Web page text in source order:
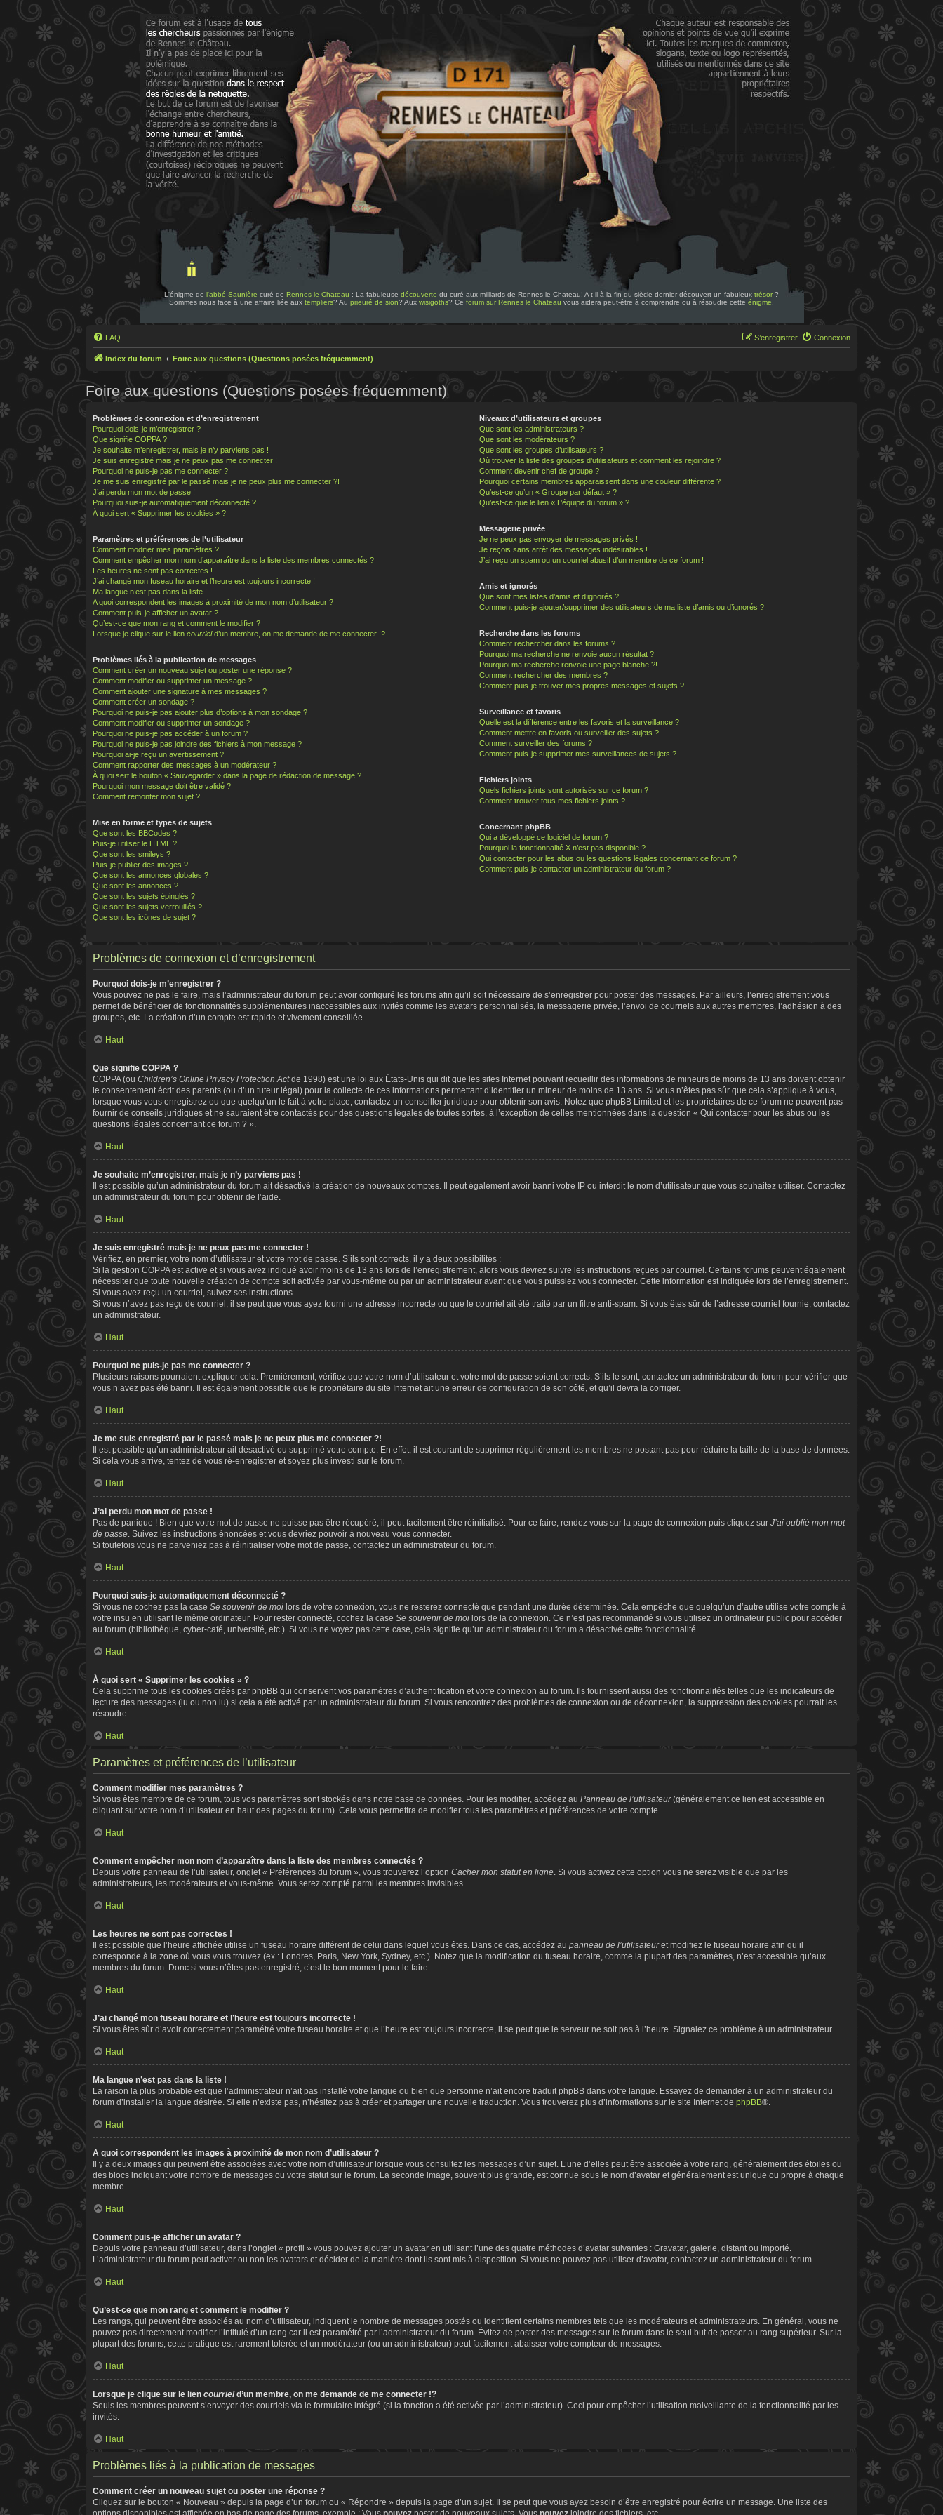
L'énigme de l'abbé Saunière curé de Rennes le Chateau : La fabuleuse découverte du curé aux milliards de Rennes le Chateau! A t-il à la fin du siècle dernier découvert un fabuleux trésor ?
Sommes nous face à une affaire liée aux templiers? Au prieuré de sion? Aux wisigoths? Ce forum sur Rennes le Chateau vous aidera peut-être à comprendre ou à résoudre cette énigme
FAQ Connexion
S’enregistrer
Index du forum Foire aux questions (Questions posées fréquemment)
Foire aux questions (Questions posées fréquemment)
Problèmes de connexion et d’enregistrement
Pourquoi dois-je m’enregistrer ?
Que signifie COPPA ?
Je souhaite m’enregistrer, mais je n’y parviens pas !
Je suis enregistré mais je ne peux pas me connecter !
Pourquoi ne puis-je pas me connecter ?
Je me suis enregistré par le passé mais je ne peux plus me connecter ?!
J’ai perdu mon mot de passe !
Pourquoi suis-je automatiquement déconnecté ?
À quoi sert « Supprimer les cookies » ?
Paramètres et préférences de l’utilisateur
Comment modifier mes paramètres ?
Comment empêcher mon nom d’apparaître dans la liste des membres connectés ?
Les heures ne sont pas correctes !
J’ai changé mon fuseau horaire et l’heure est toujours incorrecte !
Ma langue n’est pas dans la liste !
A quoi correspondent les images à proximité de mon nom d’utilisateur ?
Comment puis-je afficher un avatar ?
Qu’est-ce que mon rang et comment le modifier ?
Lorsque je clique sur le lien courrield’un membre, on me demande de me connecter !?
Problèmes liés à la publication de messages
Comment créer un nouveau sujet ou poster une réponse ?
Comment modifier ou supprimer un message ?
Comment ajouter une signature à mes messages ?
Comment créer un sondage ?
Pourquoi ne puis-je pas ajouter plus d’options à mon sondage ?
Comment modifier ou supprimer un sondage ?
Pourquoi ne puis-je pas accéder à un forum ?
Pourquoi ne puis-je pas joindre des fichiers à mon message ?
Pourquoi ai-je reçu un avertissement ?
Comment rapporter des messages à un modérateur ?
À quoi sert le bouton « Sauvegarder » dans la page de rédaction de message ?
Pourquoi mon message doit être validé ?
Comment remonter mon sujet ?
Mise en forme et types de sujets
Que sont les BBCodes ?
Puis-je utiliser le HTML ?
Que sont les smileys ?
Puis-je publier des images ?
Que sont les annonces globales ?
Que sont les annonces ?
Que sont les sujets épinglés ?
Que sont les sujets verrouillés ?
Que sont les icônes de sujet ?
Niveaux d’utilisateurs et groupes
Que sont les administrateurs ?
Que sont les modérateurs ?
Que sont les groupes d’utilisateurs ?
Où trouver la liste des groupes d’utilisateurs et comment les rejoindre ?
Comment devenir chef de groupe ?
Pourquoi certains membres apparaissent dans une couleur différente ?
Qu’est-ce qu’un « Groupe par défaut » ?
Qu’est-ce que le lien « L’équipe du forum » ?
Messagerie privée
Je ne peux pas envoyer de messages privés !
Je reçois sans arrêt des messages indésirables !
J’ai reçu un spam ou un courriel abusif d’un membre de ce forum !
Amis et ignorés
Que sont mes listes d’amis et d’ignorés ?
Comment puis-je ajouter/supprimer des utilisateurs de ma liste d’amis ou d’ignorés ?
Recherche dans les forums
Comment rechercher dans les forums ?
Pourquoi ma recherche ne renvoie aucun résultat ?
Pourquoi ma recherche renvoie une page blanche ?!
Comment rechercher des membres ?
Comment puis-je trouver mes propres messages et sujets ?
Surveillance et favoris
Quelle est la différence entre les favoris et la surveillance ?
Comment mettre en favoris ou surveiller des sujets ?
Comment surveiller des forums ?
Comment puis-je supprimer mes surveillances de sujets ?
Fichiers joints
Quels fichiers joints sont autorisés sur ce forum ?
Comment trouver tous mes fichiers joints ?
Concernant phpBB
Qui a développé ce logiciel de forum ?
Pourquoi la fonctionnalité X n’est pas disponible ?
Qui contacter pour les abus ou les questions légales concernant ce forum ?
Comment puis-je contacter un administrateur du forum ?
Problèmes de connexion et d’enregistrement
Pourquoi dois-je m’enregistrer ?
Vous pouvez ne pas le faire, mais l’administrateur du forum peut avoir configuré les forums afin qu’il soit nécessaire de s’enregistrer pour poster des messages. Par ailleurs, l’enregistrement vous
permet de bénéficier de fonctionnalités supplémentaires inaccessibles aux invités comme les avatars personnalisés, la messagerie privée, l’envoi de courriels aux autres membres, l’adhésion à des
groupes, etc. La création d’un compte est rapide et vivement conseillée.
Haut
Que signifie COPPA ?
COPPA (ou Children’s Online Privacy Protection Actde 1998) est une loi aux États-Unis qui dit que les sites Internet pouvant recueillir des informations de mineurs de moins de 13 ans doivent obtenir
le consentement écrit des parents (ou d’un tuteur légal) pour la collecte de ces informations permettant d’identifier un mineur de moins de 13 ans. Si vous n’êtes pas sûr que cela s’applique à vous,
lorsque vous vous enregistrez ou que quelqu’un le fait à votre place, contactez un conseiller juridique pour obtenir son avis. Notez que phpBB Limited et les propriétaires de ce forum ne peuvent pas
fournir de conseils juridiques et ne sauraient être contactés pour des questions légales de toutes sortes, à l’exception de celles mentionnées dans la question « Qui contacter pour les abus ou les
questions légales concernant ce forum ? ».
Haut
Je souhaite m’enregistrer, mais je n’y parviens pas !
Il est possible qu’un administrateur du forum ait désactivé la création de nouveaux comptes. Il peut également avoir banni votre IP ou interdit le nom d’utilisateur que vous souhaitez utiliser. Contactez
un administrateur du forum pour obtenir de l’aide.
Haut
Je suis enregistré mais je ne peux pas me connecter !
Vérifiez, en premier, votre nom d’utilisateur et votre mot de passe. S’ils sont corrects, il y a deux possibilités :
Si la gestion COPPA est active et si vous avez indiqué avoir moins de 13 ans lors de l’enregistrement, alors vous devrez suivre les instructions reçues par courriel. Certains forums peuvent également
nécessiter que toute nouvelle création de compte soit activée par vous-même ou par un administrateur avant que vous puissiez vous connecter. Cette information est indiquée lors de l’enregistrement.
Si vous avez reçu un courriel, suivez ses instructions.
Si vous n’avez pas reçu de courriel, il se peut que vous ayez fourni une adresse incorrecte ou que le courriel ait été traité par un filtre anti-spam. Si vous êtes sûr de l’adresse courriel fournie, contactez
un administrateur.
Haut
Pourquoi ne puis-je pas me connecter ?
Plusieurs raisons pourraient expliquer cela. Premièrement, vérifiez que votre nom d’utilisateur et votre mot de passe soient corrects. S’ils le sont, contactez un administrateur du forum pour vérifier que
vous n’avez pas été banni. Il est également possible que le propriétaire du site Internet ait une erreur de configuration de son côté, et qu’il devra la corriger.
Haut
Je me suis enregistré par le passé mais je ne peux plus me connecter ?!
Il est possible qu’un administrateur ait désactivé ou supprimé votre compte. En effet, il est courant de supprimer régulièrement les membres ne postant pas pour réduire la taille de la base de données.
Si cela vous arrive, tentez de vous ré-enregistrer et soyez plus investi sur le forum.
Haut
J’ai perdu mon mot de passe !
Pas de panique ! Bien que votre mot de passe ne puisse pas être récupéré, il peut facilement être réinitialisé. Pour ce faire, rendez vous sur la page de connexion puis cliquez sur J’ai oublié mon mot
de passe. Suivez les instructions énoncées et vous devriez pouvoir à nouveau vous connecter.
Si toutefois vous ne parveniez pas à réinitialiser votre mot de passe, contactez un administrateur du forum.
Haut
Pourquoi suis-je automatiquement déconnecté ?
Si vous ne cochez pas la case Se souvenir de moi lors de votre connexion, vous ne resterez connecté que pendant une durée déterminée. Cela empêche que quelqu’un d’autre utilise votre compte à
votre insu en utilisant le même ordinateur. Pour rester connecté, cochez la case Se souvenir de moi lors de la connexion. Ce n’est pas recommandé si vous utilisez un ordinateur public pour accéder
au forum (bibliothèque, cyber-café, université, etc.). Si vous ne voyez pas cette case, cela signifie qu’un administrateur du forum a désactivé cette fonctionnalité.
Haut
À quoi sert « Supprimer les cookies » ?
Cela supprime tous les cookies créés par phpBB qui conservent vos paramètres d’authentification et votre connexion au forum. Ils fournissent aussi des fonctionnalités telles que les indicateurs de
lecture des messages (lu ou non lu) si cela a été activé par un administrateur du forum. Si vous rencontrez des problèmes de connexion ou de déconnexion, la suppression des cookies pourrait les
résoudre.
Haut
Paramètres et préférences de l’utilisateur
Comment modifier mes paramètres ?
Si vous êtes membre de ce forum, tous vos paramètres sont stockés dans notre base de données. Pour les modifier, accédez au Panneau de l’utilisateur(généralement ce lien est accessible en
cliquant sur votre nom d’utilisateur en haut des pages du forum). Cela vous permettra de modifier tous les paramètres et préférences de votre compte.
Haut
Comment empêcher mon nom d’apparaître dans la liste des membres connectés ?
Depuis votre panneau de l’utilisateur, onglet « Préférences du forum », vous trouverez l’option Cacher mon statut en ligne. Si vous activez cette option vous ne serez visible que par les
administrateurs, les modérateurs et vous-même. Vous serez compté parmi les membres invisibles.
Haut
Les heures ne sont pas correctes !
Il est possible que l’heure affichée utilise un fuseau horaire différent de celui dans lequel vous êtes. Dans ce cas, accédez au panneau de l’utilisateuret modifiez le fuseau horaire afin qu’il
corresponde à la zone où vous vous trouvez (ex : Londres, Paris, New York, Sydney, etc.). Notez que la modification du fuseau horaire, comme la plupart des paramètres, n’est accessible qu’aux
membres du forum. Donc si vous n’êtes pas enregistré, c’est le bon moment pour le faire.
Haut
J’ai changé mon fuseau horaire et l’heure est toujours incorrecte !
Si vous êtes sûr d’avoir correctement paramétré votre fuseau horaire et que l’heure est toujours incorrecte, il se peut que le serveur ne soit pas à l’heure. Signalez ce problème à un administrateur.
Haut
Ma langue n’est pas dans la liste !
La raison la plus probable est que l’administrateur n’ait pas installé votre langue ou bien que personne n’ait encore traduit phpBB dans votre langue. Essayez de demander à un administrateur du
forum d’installer la langue désirée. Si elle n’existe pas, n’hésitez pas à créer et partager une nouvelle traduction. Vous trouverez plus d’informations sur le site Internet de phpBB®.
Haut
A quoi correspondent les images à proximité de mon nom d’utilisateur ?
Il y a deux images qui peuvent être associées avec votre nom d’utilisateur lorsque vous consultez les messages d’un sujet. L’une d’elles peut être associée à votre rang, généralement des étoiles ou
des blocs indiquant votre nombre de messages ou votre statut sur le forum. La seconde image, souvent plus grande, est connue sous le nom d’avatar et généralement est unique ou propre à chaque
membre.
Haut
Comment puis-je afficher un avatar ?
Depuis votre panneau d’utilisateur, dans l’onglet « profil » vous pouvez ajouter un avatar en utilisant l’une des quatre méthodes d’avatar suivantes : Gravatar, galerie, distant ou importé.
L’administrateur du forum peut activer ou non les avatars et décider de la manière dont ils sont mis à disposition. Si vous ne pouvez pas utiliser d’avatar, contactez un administrateur du forum.
Haut
Qu’est-ce que mon rang et comment le modifier ?
Les rangs, qui peuvent être associés au nom d’utilisateur, indiquent le nombre de messages postés ou identifient certains membres tels que les modérateurs et administrateurs. En général, vous ne
pouvez pas directement modifier l’intitulé d’un rang car il est paramétré par l’administrateur du forum. Évitez de poster des messages sur le forum dans le seul but de passer au rang supérieur. Sur la
plupart des forums, cette pratique est rarement tolérée et un modérateur (ou un administrateur) peut facilement abaisser votre compteur de messages.
Haut
Lorsque je clique sur le lien courrield’un membre, on me demande de me connecter !?
Seuls les membres peuvent s’envoyer des courriels via le formulaire intégré (si la fonction a été activée par l’administrateur). Ceci pour empêcher l’utilisation malveillante de la fonctionnalité par les
invités.
Haut
Problèmes liés à la publication de messages
Comment créer un nouveau sujet ou poster une réponse ?
Cliquez sur le bouton « Nouveau » depuis la page d’un forum ou « Répondre » depuis la page d’un sujet. Il se peut que vous ayez besoin d’être enregistré pour écrire un message. Une liste des